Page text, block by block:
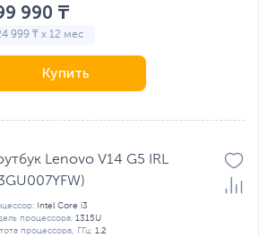
990 ₸
999 ₸ x 12 мес
Купить
Lenovo V14 G5 IRL
Intel Core i3
процессора: 1315U
процессора, ГГц: 1.2